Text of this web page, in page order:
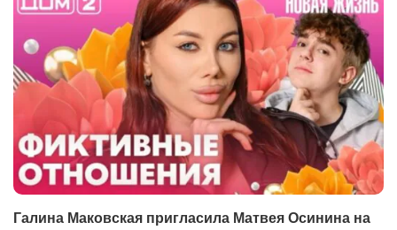
Галина Маковская пригласила Матвея Осинина на